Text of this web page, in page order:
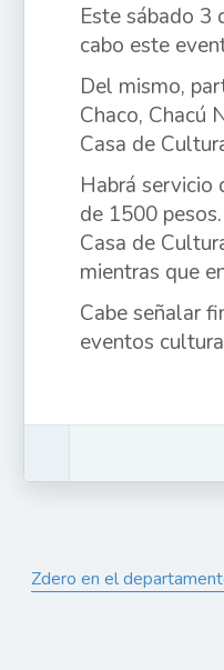
Este sábado 3
cabo este
Del mismo,
Chaco, Chacú
Casa de
Habrá servicio
de 1500
Casa de
mientras que
Cabe señalar
eventos
Zdero en el